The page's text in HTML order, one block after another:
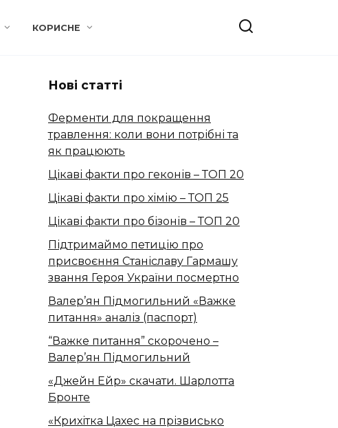
КОРИСНЕ
Нові статті
Ферменти для покращення
травлення: коли вони потрібні та
як працюють
Цікаві факти про геконів – ТОП 20
Цікаві факти про хімію – ТОП 25
Цікаві факти про бізонів – ТОП 20
Підтримаймо петицію про
присвоєння Станіславу Гармашу
звання Героя України посмертно
Валер’ян Підмогильний «Важке
питання» аналіз (паспорт)
“Важке питання” скорочено –
Валер’ян Підмогильний
«Джейн Ейр» скачати. Шарлотта
Бронте
«Крихітка Цахес на прізвисько